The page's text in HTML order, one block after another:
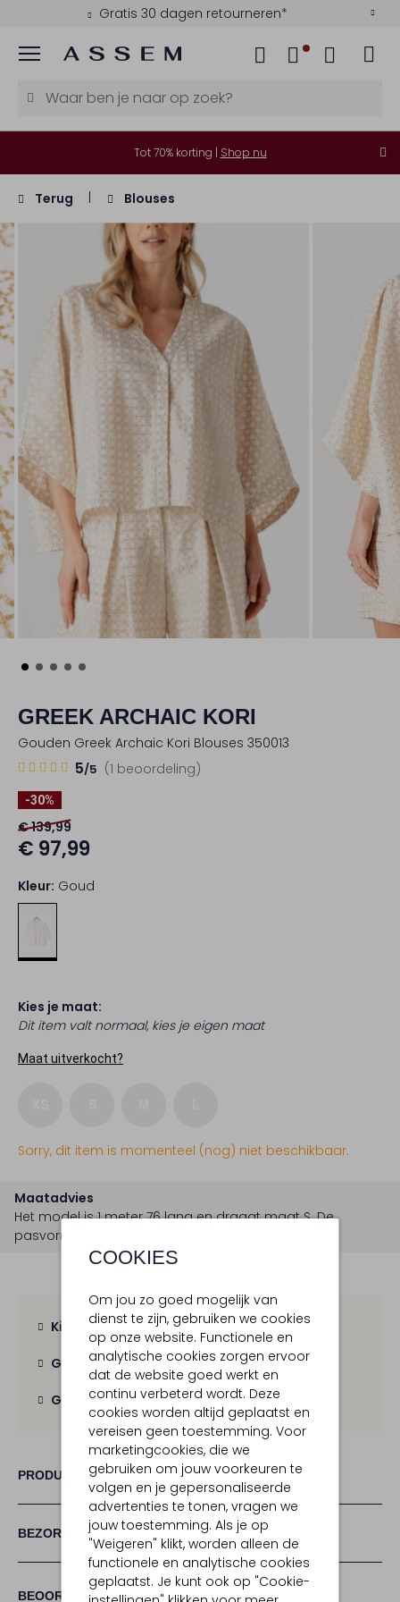
Gratis 30 dagen retourneren*
Menu
COOKIES
Om jou zo goed mogelijk van
dienst te zijn, gebruiken we cookies
op onze website. Functionele en
analytische cookies zorgen ervoor
dat de website goed werkt en
continu verbeterd wordt. Deze
cookies worden altijd geplaatst en
vereisen geen toestemming. Voor
marketingcookies, die we
gebruiken om jouw voorkeuren te
volgen en je gepersonaliseerde
advertenties te tonen, vragen we
jouw toestemming. Als je op
"Weigeren" klikt, worden alleen de
functionele en analytische cookies
geplaatst. Je kunt ook op "Cookie-
Tot 70% korting | Shop nu
Terug Blouses
GREEK ARCHAIC KORI
Gouden Greek Archaic Kori Blouses 350013
(1 beoordeling)
5/5
15
Sterren
-30%
€ 139,99
€ 97,99
Kleur: Goud
Kies je maat:
Dit item valt normaal, kies je eigen maat
Maat uitverkocht?
Sorry, dit item is momenteel (nog) niet beschikbaar.
Maatadvies
Het model is 1 meter 76 lang en draagt maat S.De
pasvorm is
Kies zelf je bezorgmoment
Gratis verzendingvanaf € 100,-
Gratis retour binnen 30 dagen
PRODUCT INFORMATIE
BEOORDELINGEN 1
5
BEZORGEN & RETOURNEREN